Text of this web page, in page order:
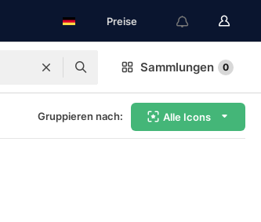
Preise
Sammlungen 0
Gruppieren nach: Alle Icons